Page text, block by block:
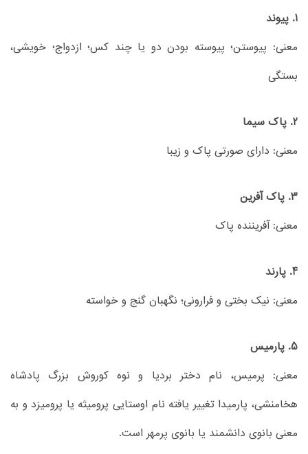
1. پیوند
معنی: پیوستن؛ پیوسته بودن دو یا چند کس؛ ازدواج؛ خویشی،
بستگی
2. پاک‌ سیما
معنی: دارای صورتی پاک و زیبا
3. پاک آفرین
معنی: آفریننده پاک
4. پارند
معنی: نیک بختی و فرارونی؛ نگهبان گنج و خواسته
5. پارمیس
معنی: پرمیس، نام دختر بردیا و نوه کوروش بزرگ پادشاه
هخامنشی، پارمیدا تغییر یافته نام اوستایی پرومیثه یا پرومیزد و به
معنی بانوی دانشمند یا بانوی پرمهر است.